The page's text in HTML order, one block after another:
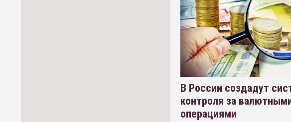
В России создадут
контроля за
операциями